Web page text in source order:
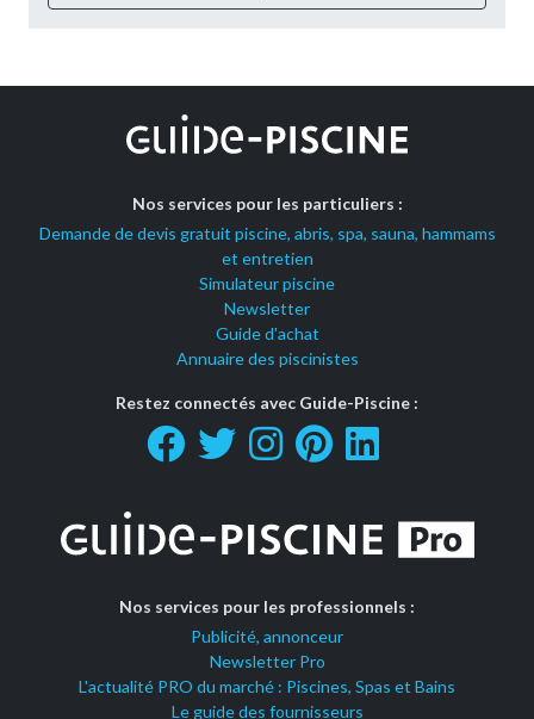
Nos services pour les particuliers :
Demande de devis gratuit piscine, abris, spa, sauna, hammams
et entretien
Simulateur piscine
Newsletter
Guide d'achat
Annuaire des piscinistes
Restez connectés avec Guide-Piscine :
Nos services pour les professionnels :
Publicité, annonceur
Newsletter Pro
L'actualité PRO du marché : Piscines, Spas et Bains
Le guide des fournisseurs